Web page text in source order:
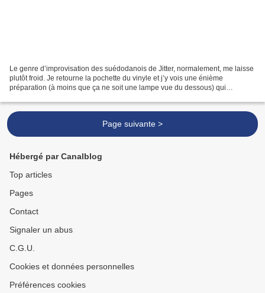
Le genre d’improvisation des suédodanois de Jitter, normalement, me laisse
plutôt froid. Je retourne la pochette du vinyle et j’y vois une énième
préparation (à moins que ça ne soit une lampe vue du dessous) qui
Page suivante >
Hébergé par Canalblog
Top articles
Pages
Contact
Signaler un abus
C.G.U.
Cookies et données personnelles
Préférences cookies